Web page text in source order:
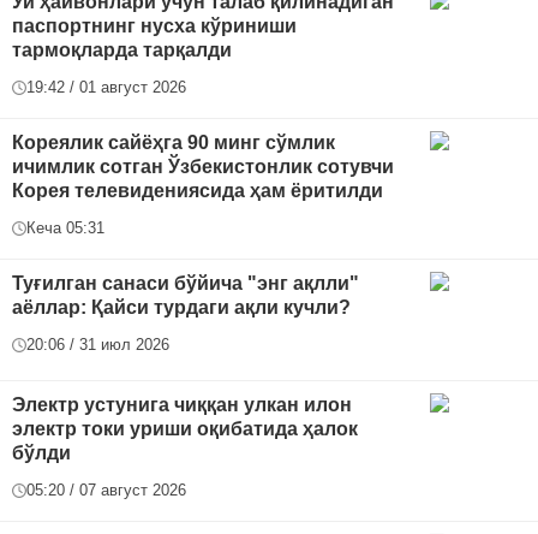
паспортнинг нусха кўриниши
тармоқларда тарқалди
19:42 / 01 август 2026
Кореялик сайёҳга 90 минг сўмлик
ичимлик сотган Ўзбекистонлик сотувчи
Корея телевидениясида ҳам ёритилди
Кеча 05:31
Туғилган санаси бўйича "энг ақлли"
аёллар: Қайси турдаги ақли кучли?
20:06 / 31 июл 2026
Электр устунига чиққан улкан илон
электр токи уриши оқибатида ҳалок
бўлди
05:20 / 07 август 2026